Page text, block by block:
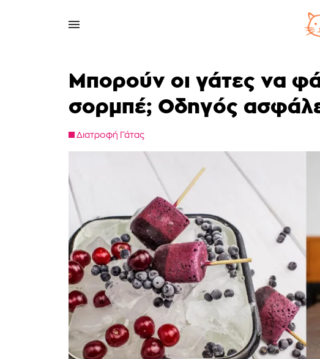
Μπορούν οι γάτες να
σορμπέ; Οδηγός
Διατροφή Γάτας